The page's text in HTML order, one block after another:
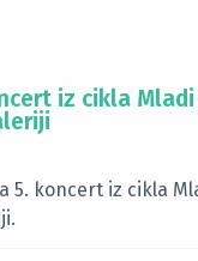
iz cikla
5. koncert iz cikla